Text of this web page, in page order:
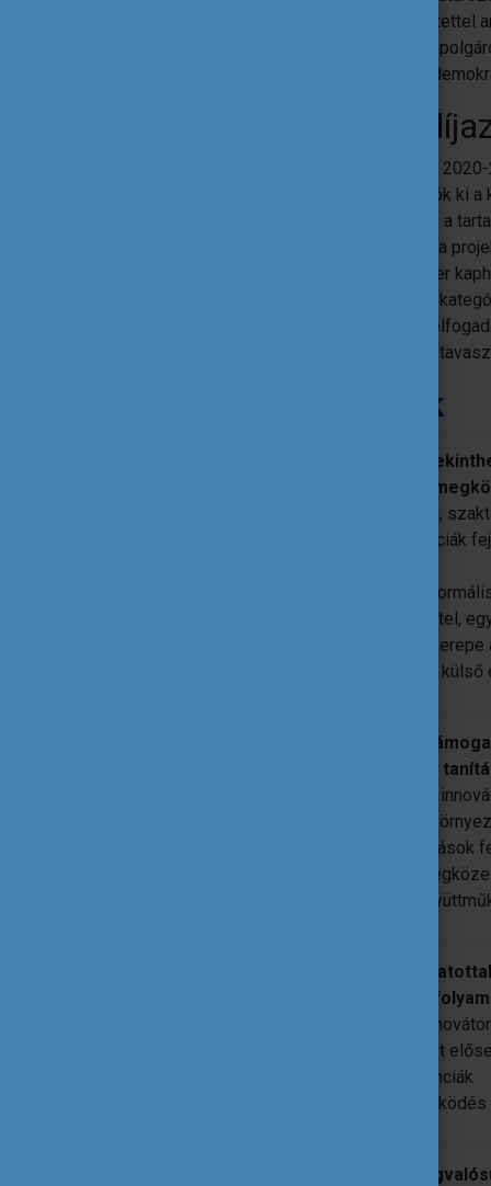
, különös tekintettel
tenni az embereket arra, hogy aktív
befogadást, illetve egy befogadóbb és
Formai feltételek –
A magyarországi díjazottak alapvetően a
és mobilitási projektek közül választhatók ki
belül, melyek teljes lezárása – beleértve a
díjazottak kiválasztását megelőzően és a
értékelés során. Egy projekt csak egyszer
Különleges esetben, amennyiben egyes
is lehet díjazott. A hazai díjazottakat az
Tempus Közalapítvány választja ki 2025
Bírálati szempontok
Milyen mértékben
tanítási és tanulási
Több tudományt,
Kulcskompetenciák
Formális, nem-
Inklúzió, részvétel,
Tanulók aktív
Együttműködés
Milyen mértékben
különböző innovatív
Iskolák, mint az
Pozitív iskolai
Elérhető erőforrások
Teljes iskola
Szektorközi
Milyen mértékben
tanítási és tanulási
Tanárok, mint
Szerepük a jóllét
Tanári kompetenciák
Tanári
Mi a projektben